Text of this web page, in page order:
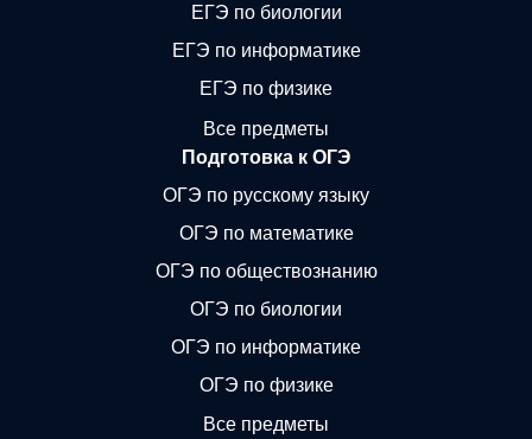
ЕГЭ по биологии
ЕГЭ по информатике
ЕГЭ по физике
Все предметы
Подготовка к ОГЭ
ОГЭ по русскому языку
ОГЭ по математике
ОГЭ по обществознанию
ОГЭ по биологии
ОГЭ по информатике
ОГЭ по физике
Все предметы